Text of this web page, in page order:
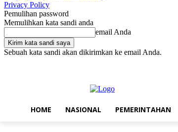
Privacy Policy
Pemulihan password
Memulihkan kata sandi anda
email Anda
Sebuah kata sandi akan dikirimkan ke email Anda.
HOME NASIONAL PEMERINTAHAN